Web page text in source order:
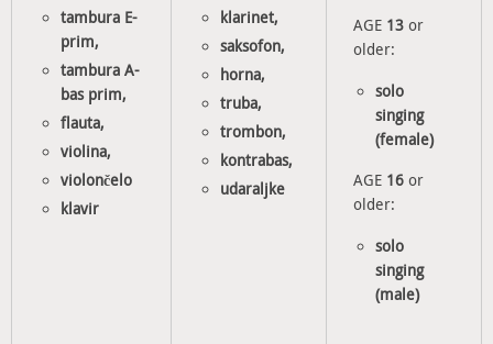
tambura E-
prim,
tambura A-
bas prim,
flauta,
violina,
violončelo
klavir
klarinet,
saksofon,
horna,
truba,
trombon,
kontrabas,
udaraljke
AGE 13 or
older:
solo
singing
(female)
AGE 16 or
older:
solo
singing
(male)